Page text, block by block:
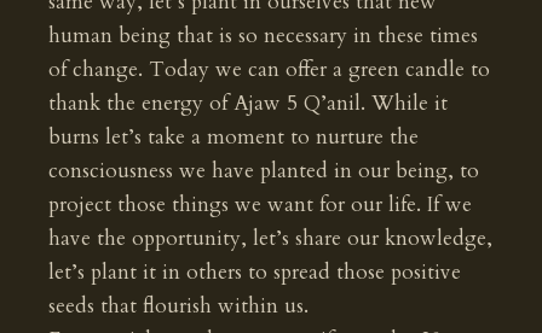
human being that is so necessary in these times
of change. Today we can offer a green candle to
thank the energy of Ajaw 5 Q’anil. While it
burns let’s take a moment to nurture the
consciousness we have planted in our being, to
project those things we want for our life. If we
have the opportunity, let’s share our knowledge,
let’s plant it in others to spread those positive
seeds that flourish within us.